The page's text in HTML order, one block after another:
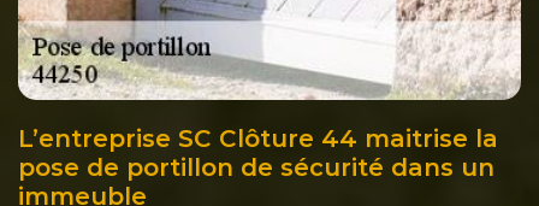
L’entreprise SC Clôture 44 maitrise la
pose de portillon de sécurité dans un
immeuble